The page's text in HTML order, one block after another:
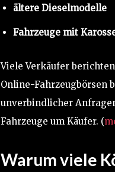
ältere Dieselmodelle
Fahrzeuge mit
Viele Verkäufer
Online-Fahrzeugbörsen
unverbindlicher
Fahrzeuge um Käufer. (
Warum viele